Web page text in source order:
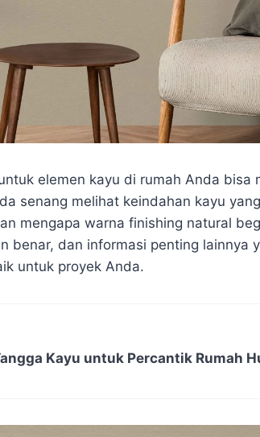
elemen kayu di rumah Anda bisa
senang melihat keindahan kayu
mengapa warna finishing natural
benar, dan informasi penting lainnya
untuk proyek Anda.
Kayu untuk Percantik Rumah